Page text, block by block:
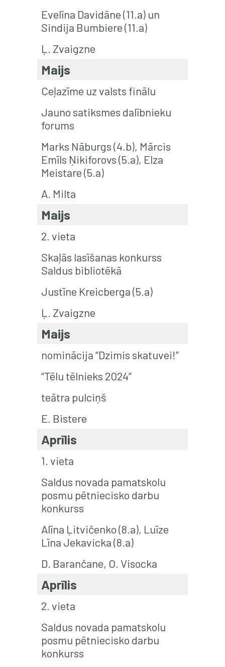
Evelīna Davidāne (11.a) un
Sindija Bumbiere (11.a)
Ļ. Zvaigzne
Maijs
Ceļazīme uz valsts finālu
Jauno satiksmes dalībnieku
forums
Marks Nāburgs (4.b), Mārcis
Emīls Ņikiforovs (5.a), Elza
Meistare (5.a)
A. Milta
Maijs
2. vieta
Skaļās lasīšanas konkurss
Saldus bibliotēkā
Justīne Kreicberga (5.a)
Ļ. Zvaigzne
Maijs
nominācija “Dzimis skatuvei!”
“Tēlu tēlnieks 2024”
teātra pulciņš
E. Bistere
Aprīlis
1. vieta
Saldus novada pamatskolu
posmu pētniecisko darbu
konkurss
Alīna Ļitvičenko (8.a), Luīze
Līna Jekavicka (8.a)
D. Barančane, O. Visocka
Aprīlis
2. vieta
Saldus novada pamatskolu
posmu pētniecisko darbu
konkurss